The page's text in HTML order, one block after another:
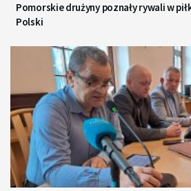
Pomorskie drużyny poznały rywali w
Polski